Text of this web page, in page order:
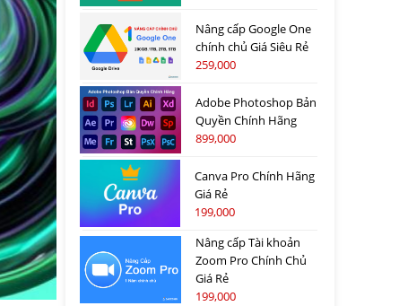
Nâng cấp Google One
chính chủ Giá Siêu Rẻ
259,000
Adobe Photoshop Bản
Quyền Chính Hãng
899,000
Canva Pro Chính Hãng
Giá Rẻ
199,000
Nâng cấp Tài khoản
Zoom Pro Chính Chủ
Giá Rẻ
199,000